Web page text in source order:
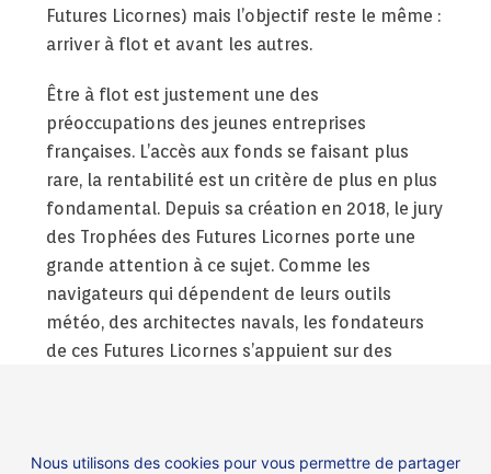
Futures Licornes) mais l’objectif reste le même :
arriver à flot et avant les autres.
Être à flot est justement une des
préoccupations des jeunes entreprises
françaises. L’accès aux fonds se faisant plus
rare, la rentabilité est un critère de plus en plus
fondamental. Depuis sa création en 2018, le jury
des Trophées des Futures Licornes porte une
grande attention à ce sujet. Comme les
navigateurs qui dépendent de leurs outils
météo, des architectes navals, les fondateurs
de ces Futures Licornes s’appuient sur des
société pour être finalement tous dans ce
Nous utilisons des cookies pour vous permettre de partager